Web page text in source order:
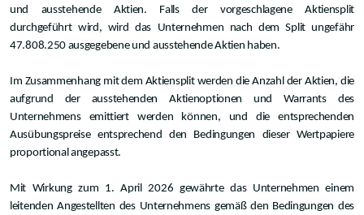
und ausstehende Aktien. Falls der vorgeschlagene Aktiensplit
durchgeführt wird, wird das Unternehmen nach dem Split ungefähr
47.808.250 ausgegebene und ausstehende Aktien haben.
Im Zusammenhang mit dem Aktiensplit werden die Anzahl der Aktien, die
aufgrund der ausstehenden Aktienoptionen und Warrants des
Unternehmens emittiert werden können, und die entsprechenden
Ausübungspreise entsprechend den Bedingungen dieser Wertpapiere
proportional angepasst.
Mit Wirkung zum 1. April 2026 gewährte das Unternehmen einem
leitenden Angestellten des Unternehmens gemäß den Bedingungen des